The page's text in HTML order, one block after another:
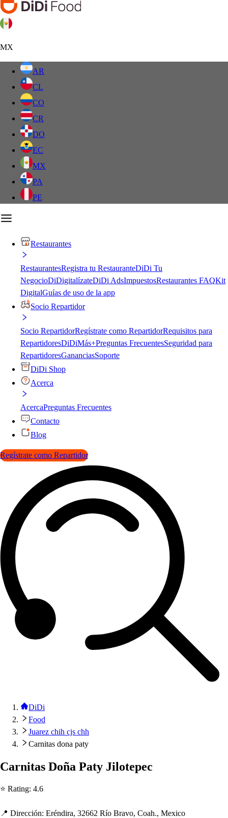
MX
AR
CL
CO
CR
DO
EC
MX
PA
PE
Restaurantes
RestaurantesRegistra tu RestauranteDiDi Tu
NegocioDiDigitalízateDiDi AdsImpuestosRestaurantes FAQKit
DigitalGuías de uso de la app
Socio Repartidor
Socio RepartidorRegístrate como RepartidorRequisitos para
RepartidoresDiDiMás+Preguntas FrecuentesSeguridad para
RepartidoresGananciasSoporte
DiDi Shop
Acerca
AcercaPreguntas Frecuentes
Contacto
Blog
Regístrate como Repartidor
DiDi
Food
Juarez chih cjs chh
Carnitas dona paty
Carnitas Doña Paty Jilotepec
⭐ Rating: 4.6
📍 Dirección: Eréndira, 32662 Río Bravo, Coah., Mexico